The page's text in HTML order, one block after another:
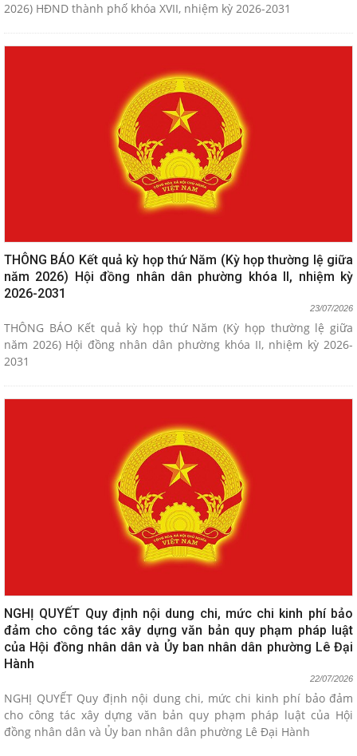
2026) HĐND thành phố khóa XVII, nhiệm kỳ 2026-2031
THÔNG BÁO Kết quả kỳ họp thứ Năm (Kỳ họp thường lệ giữa
năm 2026) Hội đồng nhân dân phường khóa II, nhiệm kỳ
2026-2031
23/07/2026
THÔNG BÁO Kết quả kỳ họp thứ Năm (Kỳ họp thường lệ giữa
năm 2026) Hội đồng nhân dân phường khóa II, nhiệm kỳ 2026-
2031
NGHỊ QUYẾT Quy định nội dung chi, mức chi kinh phí bảo
đảm cho công tác xây dựng văn bản quy phạm pháp luật
của Hội đồng nhân dân và Ủy ban nhân dân phường Lê Đại
Hành
22/07/2026
NGHỊ QUYẾT Quy định nội dung chi, mức chi kinh phí bảo đảm
cho công tác xây dựng văn bản quy phạm pháp luật của Hội
đồng nhân dân và Ủy ban nhân dân phường Lê Đại Hành